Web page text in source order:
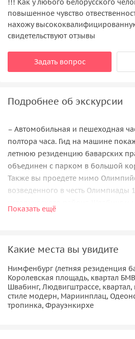
!!! Как у любого белорусского
повышенное чувство
нахожу
свидетельствуют отзывы
Задать вопрос
Подробнее об экскурсии
– Автомобильная и пешеходная
полтора часа. Гид на машине
летнюю резиденцию баварских
объединен с парком в большой
Также вы проедете мимо
возведенного в честь Олимпиады
Остановки предусмотрены на
причинам.
– В пешеходной части тура вы
кварталы и загляните на
со зданиями Старой и Новой
Одеонсплац, которую украшает
Показать ещё
Какие места вы увидите
Нимфенбург (летняя резиденция
Королевская площадь, квартал
Швабинг, Людвигштрассе, квартал,
стиле модерн, Мариинплац,
тропинка, Фрауэнкирхе